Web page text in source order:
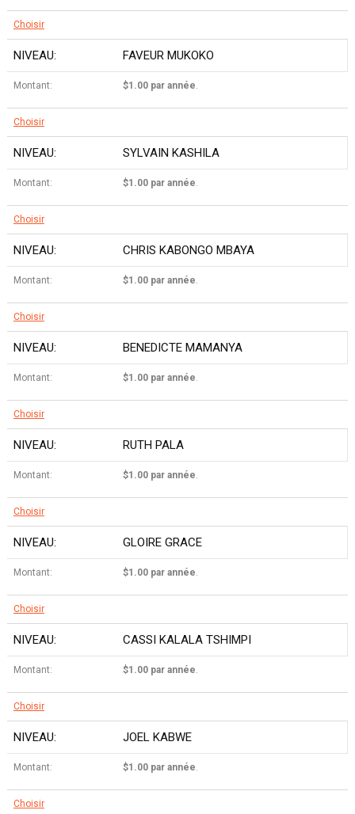
Choisir
FAVEUR MUKOKO
$1.00 par année.
Choisir
SYLVAIN KASHILA
$1.00 par année.
Choisir
CHRIS KABONGO MBAYA
$1.00 par année.
Choisir
BENEDICTE MAMANYA
$1.00 par année.
Choisir
RUTH PALA
$1.00 par année.
Choisir
GLOIRE GRACE
$1.00 par année.
Choisir
CASSI KALALA TSHIMPI
$1.00 par année.
Choisir
JOEL KABWE
$1.00 par année.
Choisir